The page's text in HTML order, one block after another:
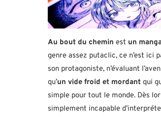
Au bout du chemin est un
genre assez putaclic, ce n’est ici
son protagoniste, n’évaluant
qu’un vide froid et mordant qui
simple pour tout le monde. Dès
simplement incapable